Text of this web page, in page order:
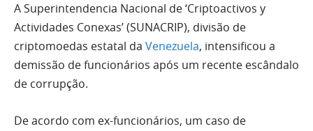
A Superintendencia Nacional de ‘Criptoactivos y
Actividades Conexas’ (SUNACRIP), divisão de
criptomoedas estatal da Venezuela, intensificou a
demissão de funcionários após um recente escândalo
de corrupção.
De acordo com ex-funcionários, um caso de